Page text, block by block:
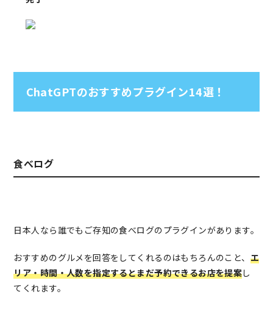
ChatGPTのおすすめプラグイン14選！
食べログ
日本人なら誰でもご存知の食べログのプラグインがあります。
おすすめのグルメを回答をしてくれるのはもちろんのこと、 エ
リア・時間・人数を指定するとまだ予約できるお店を提案し
てくれます。